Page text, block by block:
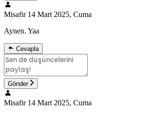
Misafir 14 Mart 2025, Cuma
Aynen. Yaa
Cevapla
Gönder
Misafir 14 Mart 2025, Cuma